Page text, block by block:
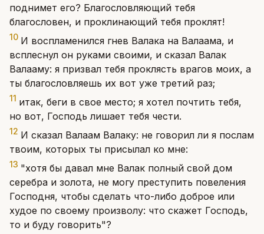
поднимет его? Благословляющий тебя
благословен, и проклинающий тебя проклят!
10 И воспламенился гнев Валака на Валаама, и
всплеснул он руками своими, и сказал Валак
Валааму: я призвал тебя проклясть врагов моих, а
ты благословляешь их вот уже третий раз;
11 итак, беги в свое место; я хотел почтить тебя,
но вот, Господь лишает тебя чести.
12 И сказал Валаам Валаку: не говорил ли я послам
твоим, которых ты присылал ко мне:
13 "хотя бы давал мне Валак полный свой дом
серебра и золота, не могу преступить повеления
Господня, чтобы сделать что-либо доброе или
худое по своему произволу: что скажет Господь,
то и буду говорить"?